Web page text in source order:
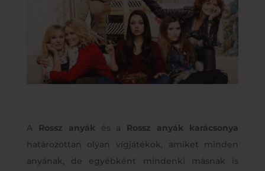
A Rossz anyákés a Rossz anyák karácsonya
határozottan olyan vígjátékok, amiket minden
anyának, de egyébként mindenki másnak is